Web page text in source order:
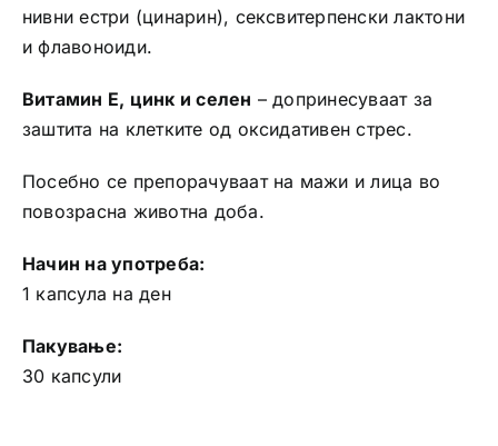
нивни естри (цинарин), сексвитерпенски лактони
и флавоноиди.
Витамин Е, цинк и селен – допринесуваат за
заштита на клетките од оксидативен стрес.
Посебно се препорачуваат на мажи и лица во
повозрасна животна доба.
Начин на употреба:
1 капсула на ден
Пакување:
30 капсули